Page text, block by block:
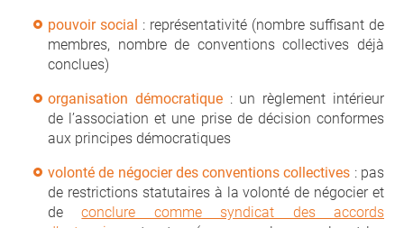
pouvoir social : représentativité (nombre suffisant de
membres, nombre de conventions collectives déjà
conclues)
organisation démocratique: un règlement intérieur
de l’association et une prise de décision conformes
aux principes démocratiques
volonté de négocier des conventions collectives : pas
de restrictions statutaires à la volonté de négocier et
deconclure comme syndicat des accords